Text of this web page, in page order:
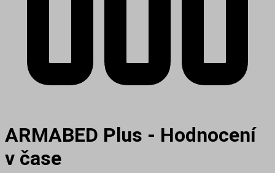
ARMABED Plus - Hodnocení
v čase